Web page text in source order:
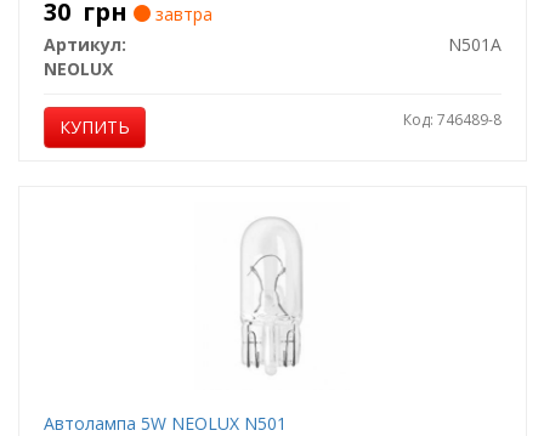
30 грн
завтра
Артикул:
N501A
NEOLUX
КУПИТЬ Код: 746489-8
Автолампа 5W NEOLUX N501